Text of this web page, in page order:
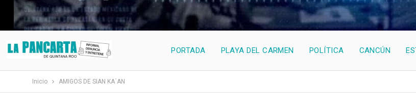
PORTADA PLAYA DEL CARMEN POLÍTICA CANCÚN
Inicio AMIGOS DE SIAN KA´AN